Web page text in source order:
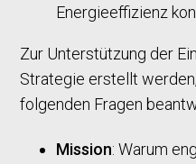
Energieeffizienz
Zur Unterstützung der
Strategie erstellt
folgenden Fragen
Mission: Warum